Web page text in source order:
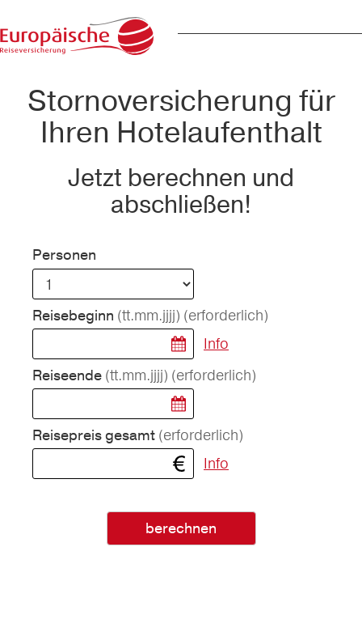
Stornoversicherung für
Ihren Hotelaufenthalt
Jetzt berechnen und
abschließen!
Personen
Reisebeginn (tt.mm.jjjj) (erforderlich)
Info
Reiseende (tt.mm.jjjj) (erforderlich)
Reisepreis gesamt (erforderlich)
Info
berechnen